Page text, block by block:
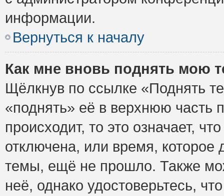
информации.
Вернуться к началу
Как мне вновь поднять мою
Щёлкнув по ссылке «Поднять
«поднять» её в верхнюю часть
происходит, то это означает,
отключена, или время, которое
темы, ещё не прошло. Также
неё, однако удостоверьтесь,